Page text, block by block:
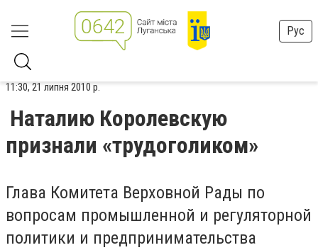
Рус
11:30, 21 липня 2010 р.
Наталию Королевскую
признали «трудоголиком»
Глава Комитета Верховной Рады по
вопросам промышленной и регуляторной
политики и предпринимательства